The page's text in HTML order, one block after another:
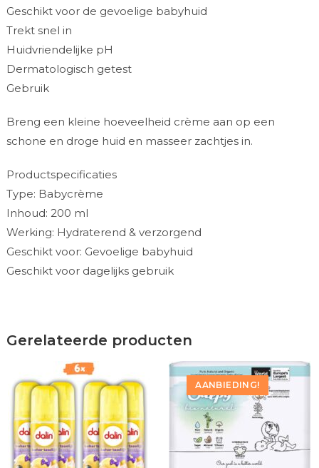
Geschikt voor de gevoelige babyhuid
Trekt snel in
Huidvriendelijke pH
Dermatologisch getest
Gebruik
Breng een kleine hoeveelheid crème aan op een
schone en droge huid en masseer zachtjes in.
Productspecificaties
Type: Babycrème
Inhoud: 200 ml
Werking: Hydraterend & verzorgend
Geschikt voor: Gevoelige babyhuid
Geschikt voor dagelijks gebruik
Gerelateerde producten
AANBIEDING!